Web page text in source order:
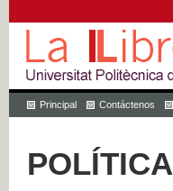
Principal Contáctenos